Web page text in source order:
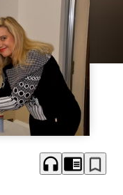
headphones chrome_reader_mode bookmark_border